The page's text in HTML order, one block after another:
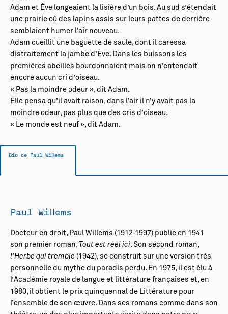
Adam et Ève longeaient la lisière d’un bois. Au sud s’étendait
une prairie où des lapins assis sur leurs pattes de derrière
semblaient humer l’air nouveau.
Adam cueillit une baguette de saule, dont il caressa
distraitement la jambe d’Ève. Dans les buissons les
premières abeilles bourdonnaient mais on n’entendait
encore aucun cri d’oiseau.
« Pas la moindre odeur », dit Adam.
Elle pensa qu’il avait raison, dans l’air il n’y avait pas la
moindre odeur, pas plus que des cris d’oiseau.
« Le monde est neuf », dit Adam.
Bio de Paul Willems
Paul Willems
Docteur en droit, Paul Willems (1912-1997) publie en 1941
son premier roman, Tout est réel ici. Son second roman,
l’Herbe qui tremble (1942), se construit sur une version très
personnelle du mythe du paradis perdu. En 1975, il est élu à
l’Académie royale de langue et littérature françaises et, en
1980, il obtient le prix quinquennal de Littérature pour
l’ensemble de son œuvre. Dans ses romans comme dans son